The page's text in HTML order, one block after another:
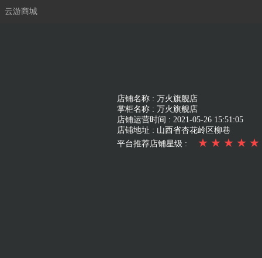
云游商城
店铺名称 : 万火旗舰店
掌柜名称 : 万火旗舰店
店铺运营时间 : 2021-05-26 15:51:05
店铺地址 : 山西省杏花岭区柳巷
平台推荐店铺星级 :
★ ★ ★ ★ ★